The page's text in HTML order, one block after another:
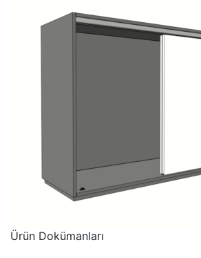
Ürün Dokümanları